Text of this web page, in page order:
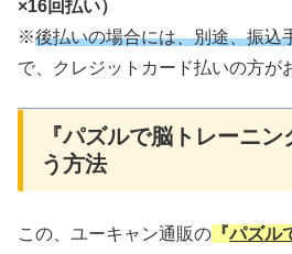
×16回払い）
※後払いの場合には、別途、振込
で、クレジットカード払いの方が
『パズルで脳トレーニ
う方法
この、ユーキャン通販の 『パズル